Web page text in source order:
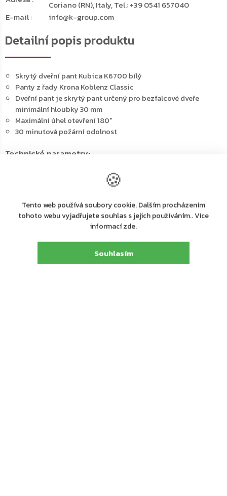
🍪
Tento web používá soubory cookie. Dalším procházením
tohoto webu vyjadřujete souhlas s jejich používáním.. Více
informací zde.
Souhlasím
Detailní popis produktu
Skrytý dveřní pant Kubica K6700 bílý
Panty z řady Krona Koblenz Classic
Dveřní pant je skrytý pant určený pro bezfalcové dveře
minimální hloubky 30 mm
Maximální úhel otevření 180°
30 minutová požární odolnost
Technické parametry:
Nosnost 50 kg (2 panty) | 70 kg (3 panty)
Šířka pantu na straně dveří 29 mm
Pant vycentrovaný na křídle dveří (max. tloušťka) 40 mm
Testované cykly 200 000
Odolnost proti postřikové soli 240 hodin
Hmotnost pantu 0,452 kg
Počet os otáčení 5
Coriano (RN), Italy, Tel.: +39 0541 657040
E-mail: info@k-group.com